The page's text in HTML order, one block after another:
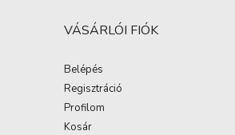
VÁSÁRLÓI FIÓK
Belépés
Regisztráció
Profilom
Kosár